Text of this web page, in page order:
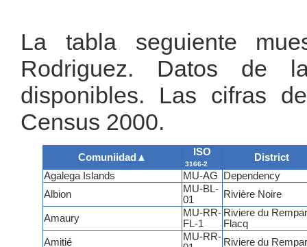
La tabla seguiente
Rodriguez. Datos de
disponibles. Las cifras
Census 2000.
Comuniidad ▲ ISO
3166-2
District
Agalega Islands
MU-AG
Dependency
Albion
MU-BL-
01
Rivière Noire
Amaury
MU-RR-
FL-1
Riviere du
Flacq
Amitié
MU-RR- Riviere du